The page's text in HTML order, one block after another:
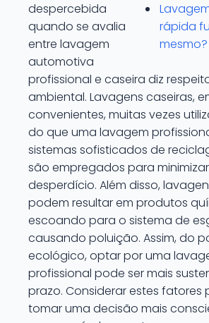
rápida
mesmo?
despercebida
quando se avalia
entre lavagem
automotiva
profissional e caseira diz
ambiental. Lavagens caseiras,
convenientes, muitas vezes
do que uma lavagem
sistemas sofisticados de
são empregados para
desperdício. Além disso,
podem resultar em produtos
escoando para o sistema de
causando poluição. Assim, do
ecológico, optar por uma
profissional pode ser mais
prazo. Considerar estes fatores
tomar uma decisão mais